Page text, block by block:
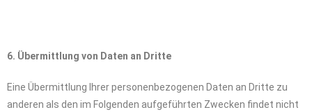
6. Übermittlung von Daten an Dritte
Eine Übermittlung Ihrer personenbezogenen Daten an Dritte zu
anderen als den im Folgenden aufgeführten Zwecken findet nicht